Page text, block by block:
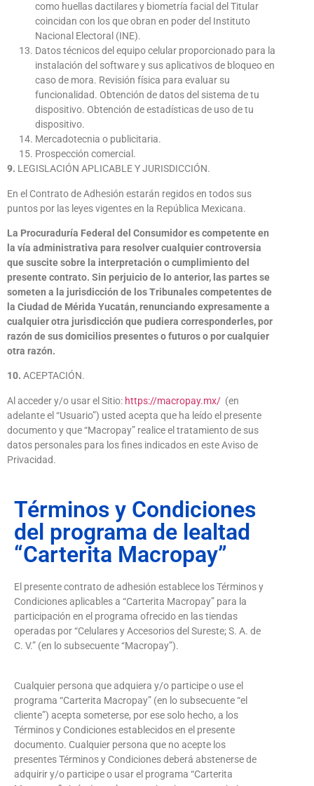
como huellas dactilares y biometría facial del Titular
coincidan con los que obran en poder del Instituto
Nacional Electoral (INE).
Datos técnicos del equipo celular proporcionado para la
instalación del software y sus aplicativos de bloqueo en
caso de mora. Revisión física para evaluar su
funcionalidad. Obtención de datos del sistema de tu
dispositivo. Obtención de estadísticas de uso de tu
dispositivo.
Mercadotecnia o publicitaria.
Prospección comercial.
9. LEGISLACIÓN APLICABLE Y JURISDICCIÓN.
En el Contrato de Adhesión estarán regidos en todos sus
puntos por las leyes vigentes en la República Mexicana.
La Procuraduría Federal del Consumidor es competente en
la vía administrativa para resolver cualquier controversia
que suscite sobre la interpretación o cumplimiento del
presente contrato. Sin perjuicio de lo anterior, las partes se
someten a la jurisdicción de los Tribunales competentes de
la Ciudad de Mérida Yucatán, renunciando expresamente a
cualquier otra jurisdicción que pudiera corresponderles, por
razón de sus domicilios presentes o futuros o por cualquier
otra razón.
10. ACEPTACIÓN.
Al acceder y/o usar el Sitio: https://macropay.mx/ (en
adelante el “Usuario”) usted acepta que ha leído el presente
documento y que “Macropay” realice el tratamiento de sus
datos personales para los fines indicados en este Aviso de
Privacidad.
Términos y Condiciones
del programa de lealtad
“Carterita Macropay”
El presente contrato de adhesión establece los Términos y
Condiciones aplicables a “Carterita Macropay” para la
participación en el programa ofrecido en las tiendas
operadas por “Celulares y Accesorios del Sureste; S. A. de
C. V.” (en lo subsecuente “Macropay”).
Cualquier persona que adquiera y/o participe o use el
programa “Carterita Macropay” (en lo subsecuente “el
cliente”) acepta someterse, por ese solo hecho, a los
Términos y Condiciones establecidos en el presente
documento. Cualquier persona que no acepte los
presentes Términos y Condiciones deberá abstenerse de
adquirir y/o participe o usar el programa “Carterita